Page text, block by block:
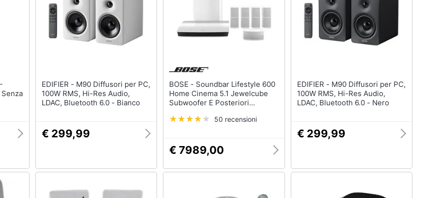
EDIFIER - M90 Diffusori per PC,
100W RMS, Hi-Res Audio,
LDAC, Bluetooth 6.0 - Bianco
€ 299,99
BOSE - Soundbar Lifestyle 600
Home Cinema 5.1 Jewelcube
Subwoofer E Posteriori
50 recensioni
€ 7989,00
EDIFIER - M90 Diffusori per PC,
100W RMS, Hi-Res Audio,
LDAC, Bluetooth 6.0 - Nero
€ 299,99